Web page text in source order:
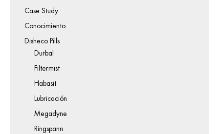
Case Study
Conocimiento
Disheco Pills
Durbal
Filtermist
Habasit
Lubricación
Megadyne
Ringspann